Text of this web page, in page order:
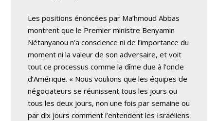
Les positions énoncées par Ma’hmoud Abbas
montrent que le Premier ministre Benyamin
Nétanyanou n’a conscience ni de l’importance du
moment ni la valeur de son adversaire, et voit
tout ce processus comme la dîme due à l’oncle
d’Amérique. « Nous voulions que les équipes de
négociateurs se réunissent tous les jours ou
tous les deux jours, non une fois par semaine ou
par dix jours comment l’entendent les Israéliens